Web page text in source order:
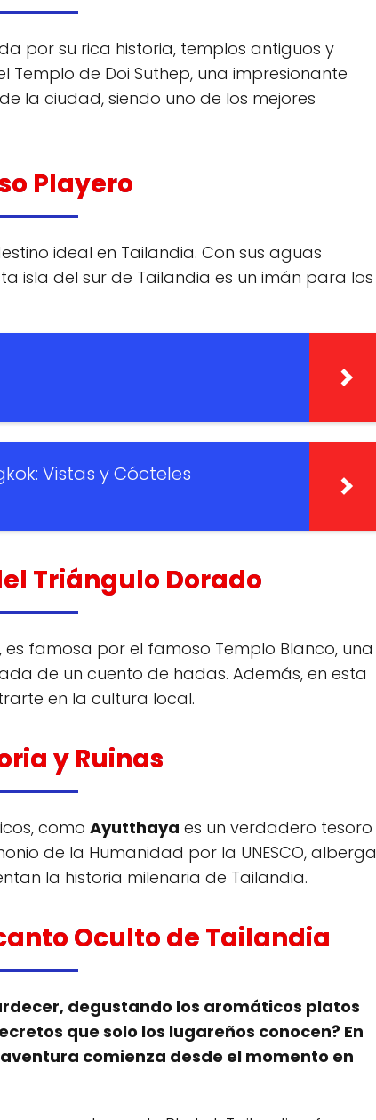
por su rica historia, templos antiguos y
de Doi Suthep, una impresionante
la ciudad, siendo uno de los mejores
Playero
ideal en Tailandia. Con sus aguas
isla del sur de Tailandia es un imán para los
Vistas y Cócteles
Triángulo Dorado
famosa por el famoso Templo Blanco, una
de un cuento de hadas. Además, en esta
en la cultura local.
y Ruinas
como Ayutthaya es un verdadero tesoro
de la Humanidad por la UNESCO, alberga
la historia milenaria de Tailandia.
Oculto de Tailandia
degustando los aromáticos platos
que solo los lugareños conocen? En
comienza desde el momento en